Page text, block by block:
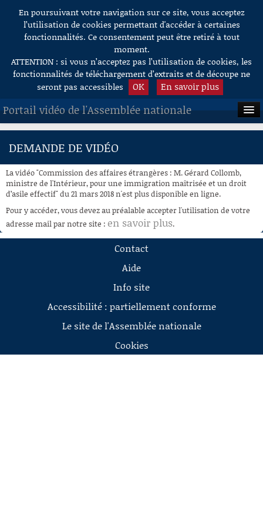
Aller au contenu
En poursuivant votre navigation sur ce site, vous acceptez
l’utilisation de cookies permettant d'accéder à certaines
fonctionnalités. Ce consentement peut être retiré à tout
moment.
ATTENTION : si vous n’acceptez pas l’utilisation de cookies, les
fonctionnalités de téléchargement d’extraits et de découpe ne
seront pas accessibles
OK En savoir plus
Portail vidéo de l'Assemblée nationale
ACCUEIL
À LA DEMANDE
RECHERCHE
AIDE À LA DÉCOUPE
DE VIDÉOS
DEMANDE DE VIDÉO
La vidéo "Commission des affaires étrangères : M. Gérard Collomb,
ministre de l'Intérieur, pour une immigration maîtrisée et un droit
d’asile effectif" du 21 mars 2018 n'est plus disponible en ligne.
Pour y accéder, vous devez au préalable accepter l'utilisation de votre
adresse mail par notre site : en savoir plus.
Contact
Aide
Info site
Accessibilité : partiellement conforme
Le site de l'Assemblée nationale
Cookies